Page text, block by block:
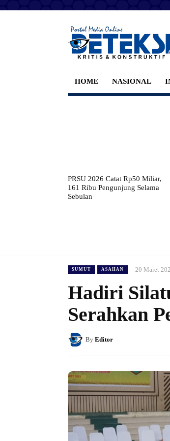
HOME NASIONAL
PRSU 2026 Catat Rp50 Miliar,
161 Ribu Pengunjung Selama
Sebulan
SUMUT ASAHAN 20 Maret
Hadiri
Serahkan
By Editor